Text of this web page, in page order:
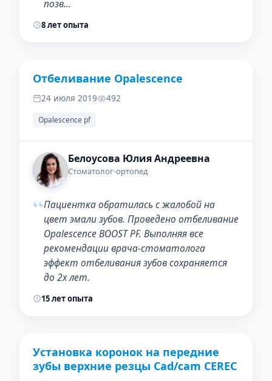
позв…
8 лет опыта
ДО
Отбеливание Opalescence
24 июля 2019 492
Opalescence pf
Белоусова Юлия Андреевна
Стоматолог-ортопед
“Пациентка обратилась с жалобой на
цвет эмали зубов. Проведено отбеливание
Opalescence BOOST PF. Выполняя все
рекомендации врача-стоматолога
эффект отбеливания зубов сохраняется
до 2х лет.
15 лет опыта
ДО ПОСЛЕ
Установка коронок на передние
зубы верхние резцы Cad/cam CEREC